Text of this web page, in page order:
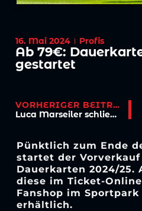
16. Mai 2024 Profis
Ab 79€:
gestartet
VORHERIGER BEITRAG
Luca Marseiler schließt sich Darmstadt 98 an
Pünktlich zum Ende
startet der
Dauerkarten 2024/25.
diese im Ticket-
Fanshop im
erhältlich.